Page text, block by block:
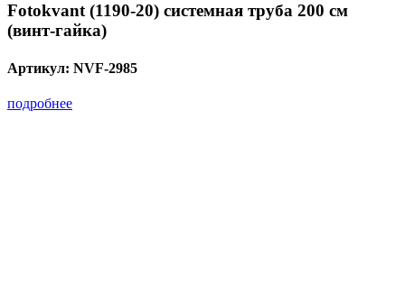
Fotokvant (1190-20) системная труба 200 см
(винт-гайка)
Артикул: NVF-2985
подробнее